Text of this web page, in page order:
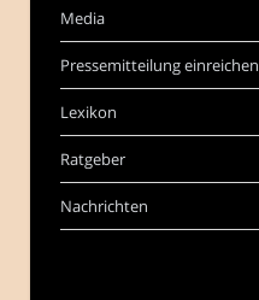
Media
Pressemitteilung einreichen
Lexikon
Ratgeber
Nachrichten